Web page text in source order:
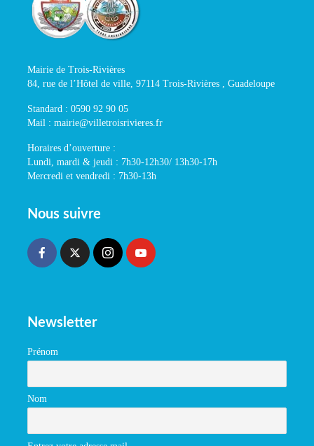
Mairie de Trois-Rivières
84, rue de l’Hôtel de ville, 97114 Trois-Rivières , Guadeloupe
Standard : 0590 92 90 05
Mail : mairie@villetroisrivieres.fr
Horaires d’ouverture :
Lundi, mardi & jeudi : 7h30-12h30/ 13h30-17h
Mercredi et vendredi : 7h30-13h
Nous suivre
Newsletter
Prénom
Nom